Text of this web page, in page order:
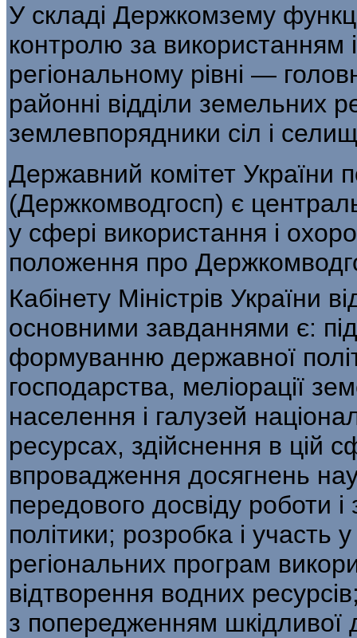
У складі Держкомзему
конт­ролю за
регіональному рівні —
районні відділи земельних
землевпорядники сіл і
Державний комітет України
(Держком­водгосп) є
у сфері використан­ня і
положення про
Кабінету Міністрів України
основними завданнями є:
формуванню державної
господар­ства, меліорації
населення і галузей
ресурсах, здійснення в цій
впровадження досягнень
передового досвіду роботи і
політики; розробка і участь
регіональ­них програм
відтворення водних
з попередженням шкідливої